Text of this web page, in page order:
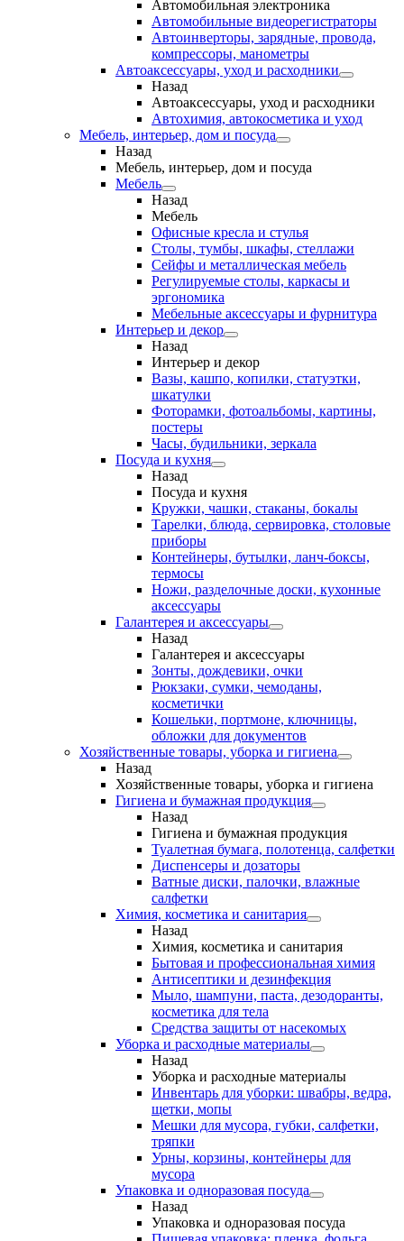
Автомобильная электроника
Автомобильные видеорегистраторы
Автоинверторы, зарядные, провода,
компрессоры, манометры
Автоаксессуары, уход и расходники
Назад
Автоаксессуары, уход и расходники
Автохимия, автокосметика и уход
Мебель, интерьер, дом и посуда
Назад
Мебель, интерьер, дом и посуда
Мебель
Назад
Мебель
Офисные кресла и стулья
Столы, тумбы, шкафы, стеллажи
Сейфы и металлическая мебель
Регулируемые столы, каркасы и
эргономика
Мебельные аксессуары и фурнитура
Интерьер и декор
Назад
Интерьер и декор
Вазы, кашпо, копилки, статуэтки,
шкатулки
Фоторамки, фотоальбомы, картины,
постеры
Часы, будильники, зеркала
Посуда и кухня
Назад
Посуда и кухня
Кружки, чашки, стаканы, бокалы
Тарелки, блюда, сервировка, столовые
приборы
Контейнеры, бутылки, ланч-боксы,
термосы
Ножи, разделочные доски, кухонные
аксессуары
Галантерея и аксессуары
Назад
Галантерея и аксессуары
Зонты, дождевики, очки
Рюкзаки, сумки, чемоданы,
косметички
Кошельки, портмоне, ключницы,
обложки для документов
Хозяйственные товары, уборка и гигиена
Назад
Хозяйственные товары, уборка и гигиена
Гигиена и бумажная продукция
Назад
Гигиена и бумажная продукция
Туалетная бумага, полотенца, салфетки
Диспенсеры и дозаторы
Ватные диски, палочки, влажные
салфетки
Химия, косметика и санитария
Назад
Химия, косметика и санитария
Бытовая и профессиональная химия
Антисептики и дезинфекция
Мыло, шампуни, паста, дезодоранты,
косметика для тела
Средства защиты от насекомых
Уборка и расходные материалы
Назад
Уборка и расходные материалы
Инвентарь для уборки: швабры, ведра,
щетки, мопы
Мешки для мусора, губки, салфетки,
тряпки
Урны, корзины, контейнеры для
мусора
Упаковка и одноразовая посуда
Назад
Упаковка и одноразовая посуда